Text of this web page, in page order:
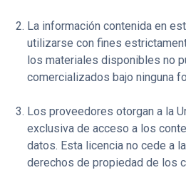
La información contenida en
utilizarse con fines
los materiales disponibles no
comercializados bajo ninguna
Los proveedores otorgan a la
exclusiva de acceso a los
datos. Esta licencia no cede a
derechos de propiedad de los